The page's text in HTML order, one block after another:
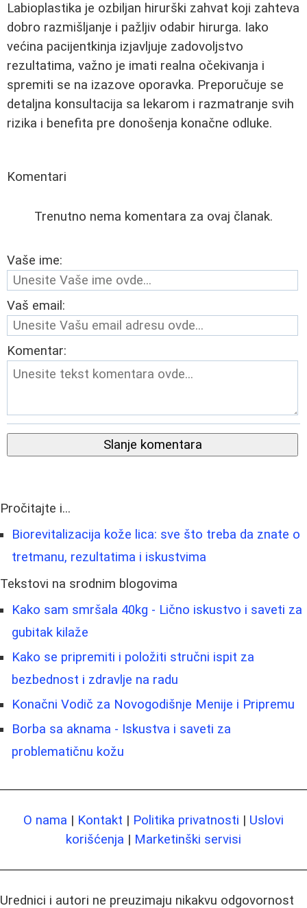
Labioplastika je ozbiljan hirurški zahvat koji zahteva
dobro razmišljanje i pažljiv odabir hirurga. Iako
većina pacijentkinja izjavljuje zadovoljstvo
rezultatima, važno je imati realna očekivanja i
spremiti se na izazove oporavka. Preporučuje se
detaljna konsultacija sa lekarom i razmatranje svih
rizika i benefita pre donošenja konačne odluke.
Komentari
Trenutno nema komentara za ovaj članak.
Vaše ime:
Vaš email:
Komentar:
Slanje komentara
Pročitajte i...
Biorevitalizacija kože lica: sve što treba da znate o
tretmanu, rezultatima i iskustvima
Tekstovi na srodnim blogovima
Kako sam smršala 40kg - Lično iskustvo i saveti za
gubitak kilaže
Kako se pripremiti i položiti stručni ispit za
bezbednost i zdravlje na radu
Konačni Vodič za Novogodišnje Menije i Pripremu
Borba sa aknama - Iskustva i saveti za
problematičnu kožu
O nama | Kontakt | Politika privatnosti | Uslovi
korišćenja | Marketinški servisi
Urednici i autori ne preuzimaju nikakvu odgovornost